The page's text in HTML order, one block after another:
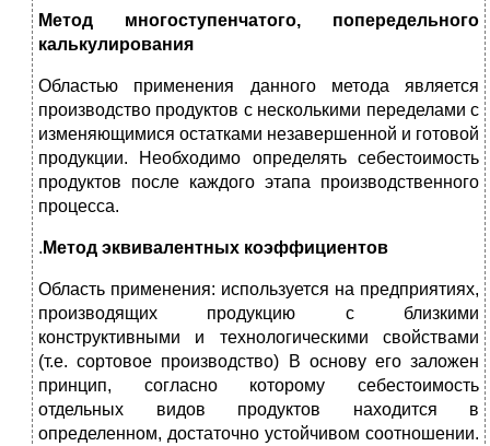
Метод многоступенчатого, попередельного
калькулирования
Областью применения данного метода является
производство продуктов с несколькими переделами с
изменяющимися остатками незавершенной и готовой
продукции. Необходимо определять себестоимость
продуктов после каждого этапа производственного
процесса.
. Метод эквивалентных коэффициентов
Область применения: используется на предприятиях,
производящих продукцию с близкими
конструктивными и технологическими свойствами
(т.е. сортовое производство) В основу его заложен
принцип, согласно которому себестоимость
отдельных видов продуктов находится в
определенном, достаточно устойчивом соотношении.